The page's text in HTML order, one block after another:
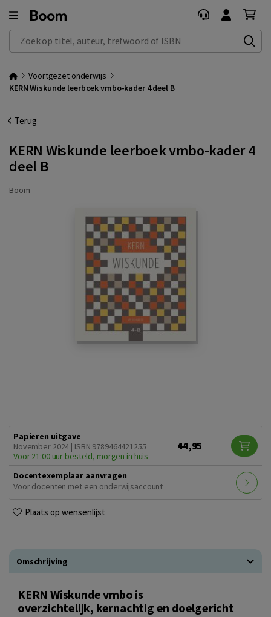
Zoek op titel, auteur, trefwoord of ISBN
Voortgezet onderwijs
KERN Wiskunde leerboek vmbo-kader 4 deel B
Terug
KERN Wiskunde leerboek vmbo-kader 4
deel B
Boom
Papieren uitgave
November 2024 | ISBN 9789464421255
Voor 21:00 uur besteld, morgen in huis
44,95
Docentexemplaar aanvragen
Voor docenten met een onderwijsaccount
Plaats op wensenlijst
Omschrijving
KERN Wiskunde vmbo is
overzichtelijk, kernachtig en doelgericht